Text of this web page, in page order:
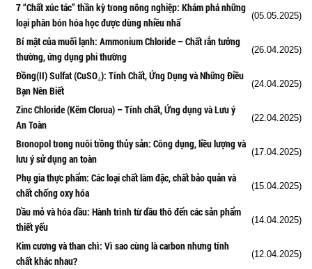
7 “Chất xúc tác” thần kỳ trong nông nghiệp: Khám phá những
loại phân bón hóa học được dùng nhiều nhấ
(05.05.2025)
Bí mật của muối lạnh: Ammonium Chloride – Chất rắn tưởng
thường, ứng dụng phi thường
(26.04.2025)
Đồng(II) Sulfat (CuSO₄): Tính Chất, Ứng Dụng và Những Điều
Bạn Nên Biết
(24.04.2025)
Zinc Chloride (Kẽm Clorua) – Tính chất, Ứng dụng và Lưu ý
An Toàn
(22.04.2025)
Bronopol trong nuôi trồng thủy sản: Công dụng, liều lượng và
lưu ý sử dụng an toàn
(17.04.2025)
Phụ gia thực phẩm: Các loại chất làm đặc, chất bảo quản và
chất chống oxy hóa
(15.04.2025)
Dầu mỏ và hóa dầu: Hành trình từ dầu thô đến các sản phẩm
thiết yếu
(14.04.2025)
Kim cương và than chì: Vì sao cùng là carbon nhưng tính
chất khác nhau?
(12.04.2025)